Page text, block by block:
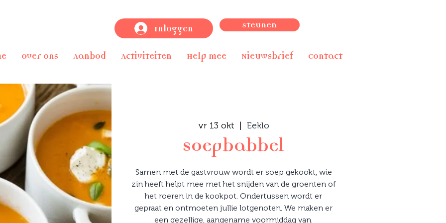
Inloggen Steunen
Over ons Aanbod Activiteiten Help mee Nieuwsbrief Contact
vr 13 okt
  |
Eeklo
Soepbabbel
Samen met de gastvrouw wordt er soep gekookt, wie
zin heeft helpt mee met het snijden van de groenten of
het roeren in de kookpot. Ondertussen wordt er
gepraat en ontmoeten jullie lotgenoten. We maken er
een gezellige, aangename voormiddag van.